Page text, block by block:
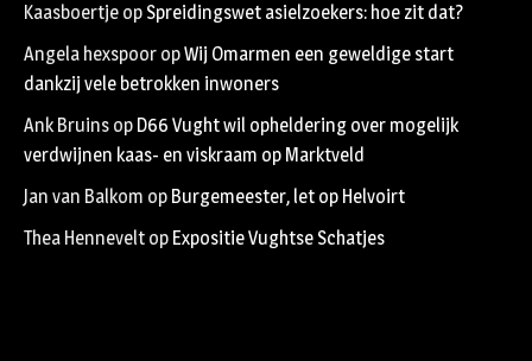
Kaasboertje op Spreidingswet asielzoekers: hoe zit dat?
Angela hexspoor opWij Omarmen een geweldige start
dankzij vele betrokken inwoners
Ank Bruins op D66 Vught wil opheldering over mogelijk
verdwijnen kaas- en viskraam op Marktveld
Jan van Balkom op Burgemeester, let op Helvoirt
Thea Hennevelt op Expositie Vughtse Schatjes